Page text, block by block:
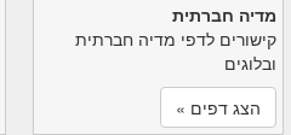
מדיה חברתית
קישורים לדפי מדיה חברתית
ובלוגים
הצג דפים »